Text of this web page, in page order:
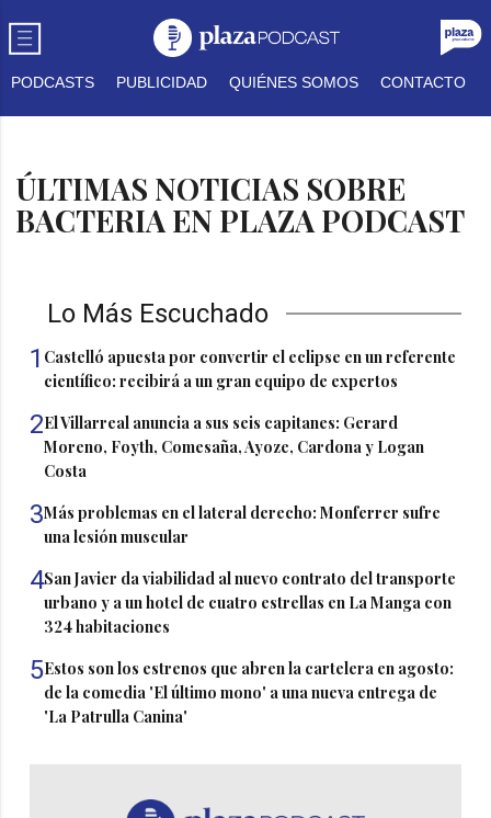
PODCASTS PUBLICIDAD QUIÉNES SOMOS CONTACTO
ÚLTIMAS NOTICIAS SOBRE
BACTERIA EN PLAZA PODCAST
Lo Más Escuchado
1 Castelló apuesta por convertir el eclipse en un referente
científico: recibirá a un gran equipo de expertos
2El Villarreal anuncia a sus seis capitanes: Gerard
Moreno, Foyth, Comesaña, Ayoze, Cardona y Logan
Costa
3Más problemas en el lateral derecho: Monferrer sufre
una lesión muscular
4San Javier da viabilidad al nuevo contrato del transporte
urbano y a un hotel de cuatro estrellas en La Manga con
324 habitaciones
5Estos son los estrenos que abren la cartelera en agosto:
de la comedia 'El último mono' a una nueva entrega de
'La Patrulla Canina'